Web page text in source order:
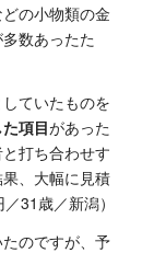
どの小物類の金
数あったた
ていたものを
項目があった
打ち合わせす
、大幅に見積
31歳／新潟）
のですが、予